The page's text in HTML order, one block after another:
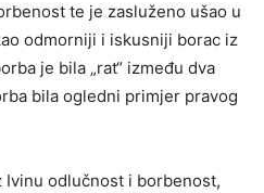
te je zasluženo ušao u
odmorniji i iskusniji borac iz
je bila „rat“ između dva
bila ogledni primjer pravog
Ivinu odlučnost i borbenost,